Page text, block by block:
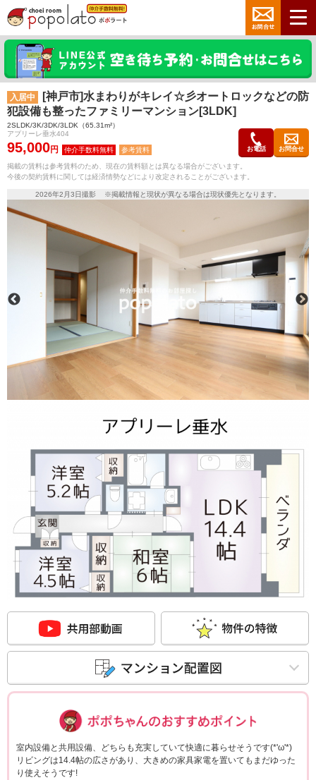
入居中
[神戸市]水まわりがキレイ☆彡オートロックなどの防
犯設備も整ったファミリーマンション[3LDK]
2SLDK/3K/3DK/3LDK（65.31m²）
アプリーレ垂水404
95,000円 参考賃料 お電話 お問合せ
掲載の賃料は参考賃料のため、現在の賃料額とは異なる場合がございます。
今後の契約賃料に関しては経済情勢などにより改定されることがございます。
2026年2月3日撮影 ※掲載情報と現状が異なる場合は現状優先となります。
室内設備と共用設備、どちらも充実していて快適に暮らせそうです(*'ω'*)
リビングは14.4帖の広さがあり、大きめの家具家電を置いてもまだゆった
り使えそうです!